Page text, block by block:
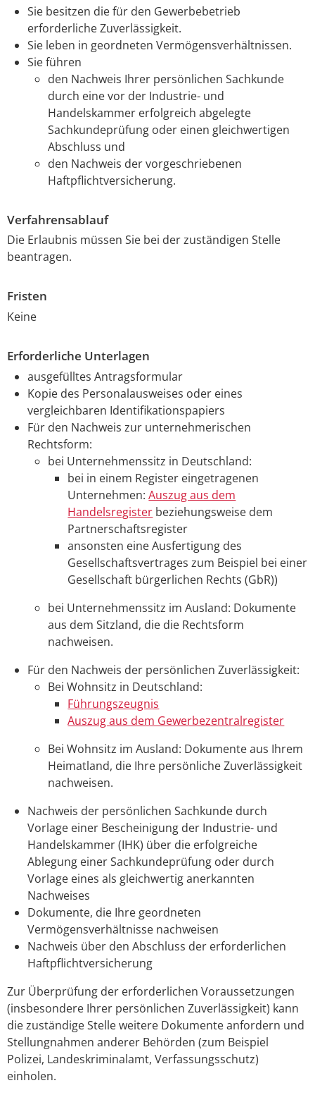
Sie besitzen die für den Gewerbebetrieb
erforderliche Zuverlässigkeit.
Sie leben in geordneten Vermögensverhältnissen.
Sie führen
den Nachweis Ihrer persönlichen Sachkunde
durch eine vor der Industrie- und
Handelskammer erfolgreich abgelegte
Sachkundeprüfung oder einen gleichwertigen
Abschluss und
den Nachweis der vorgeschriebenen
Haftpflichtversicherung.
Verfahrensablauf
Die Erlaubnis müssen Sie bei der zuständigen Stelle
beantragen.
Fristen
Keine
Erforderliche Unterlagen
ausgefülltes Antragsformular
Kopie des Personalausweises oder eines
vergleichbaren Identifikationspapiers
Für den Nachweis zur unternehmerischen
Rechtsform:
bei Unternehmenssitz in Deutschland:
bei in einem Register eingetragenen
Unternehmen:Auszug aus dem
Handelsregister beziehungsweise dem
Partnerschaftsregister
ansonsten eine Ausfertigung des
Gesellschaftsvertrages zum Beispiel bei einer
Gesellschaft bürgerlichen Rechts (GbR))
bei Unternehmenssitz im Ausland: Dokumente
aus dem Sitzland, die die Rechtsform
nachweisen.
Für den Nachweis der persönlichen Zuverlässigkeit:
Bei Wohnsitz in Deutschland:
Führungszeugnis
Auszug aus dem Gewerbezentralregister
Bei Wohnsitz im Ausland: Dokumente aus Ihrem
Heimatland, die Ihre persönliche Zuverlässigkeit
nachweisen.
Nachweis der persönlichen Sachkunde durch
Vorlage einer Bescheinigung der Industrie- und
Handelskammer (IHK) über die erfolgreiche
Ablegung einer Sachkundeprüfung oder durch
Vorlage eines als gleichwertig anerkannten
Nachweises
Dokumente, die Ihre geordneten
Vermögensverhältnisse nachweisen
Nachweis über den Abschluss der erforderlichen
Haftpflichtversicherung
Zur Überprüfung der erforderlichen Voraussetzungen
(insbesondere Ihrer persönlichen Zuverlässigkeit) kann
die zuständige Stelle weitere Dokumente anfordern und
Stellungnahmen anderer Behörden (zum Beispiel
Polizei, Landeskriminalamt, Verfassungsschutz)
einholen.